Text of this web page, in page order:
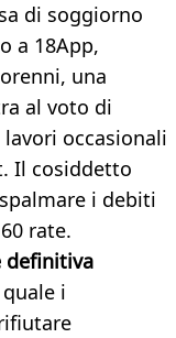
di soggiorno
a 18App,
una
al voto di
occasionali
Il cosiddetto
i debiti
rate.
definitiva
i